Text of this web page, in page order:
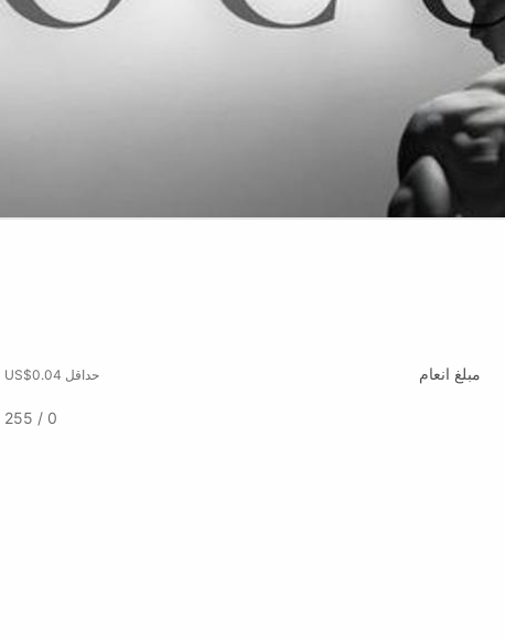
مبلغ انعام حداقل US$0.04
0 / 255